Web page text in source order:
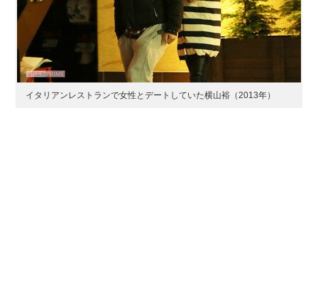
イタリアンレストランで女性とデートしていた横山裕（2013年）